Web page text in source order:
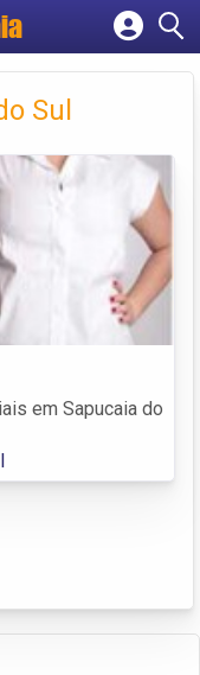
Sul
em Sapucaia do